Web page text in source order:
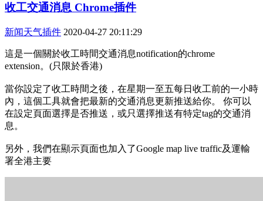
收工交通消息 Chrome插件
新闻天气插件 2020-04-27 20:11:29
這是一個關於收工時間交通消息notification的chrome
extension。(只限於香港)
當你設定了收工時間之後，在星期一至五每日收工前的一小時
內，這個工具就會把最新的交通消息更新推送給你。 你可以
在設定頁面選擇是否推送，或只選擇推送有特定tag的交通消
息。
另外，我們在顯示頁面也加入了Google map live traffic及運輸
署全港主要